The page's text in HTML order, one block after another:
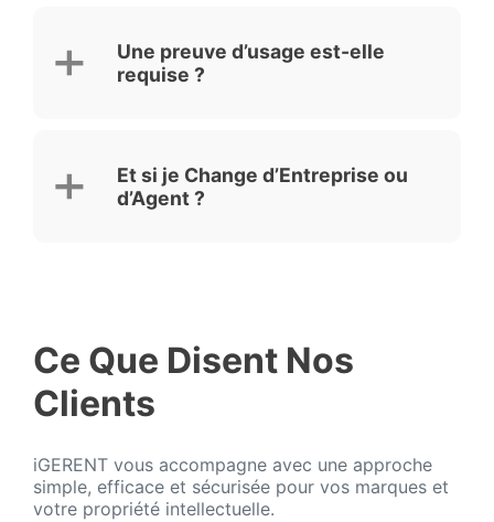
Une preuve d’usage est-elle
requise ?
Et si je Change d’Entreprise ou
d’Agent ?
Ce Que Disent Nos
Clients
iGERENT vous accompagne avec une approche
simple, efficace et sécurisée pour vos marques et
votre propriété intellectuelle.